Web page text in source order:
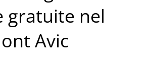
gratuite nel
Avic